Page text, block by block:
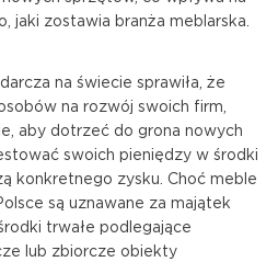
jaki zostawia branża meblarska.
na świecie sprawiła, że
na rozwój swoich firm,
aby dotrzeć do grona nowych
swoich pieniędzy w środki
konkretnego zysku. Choć meble
są uznawane za majątek
trwałe podlegające
lub zbiorcze obiekty